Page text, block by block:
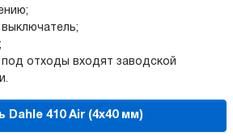
отходы входят заводской
Dahle 410 Air (4х40 мм)